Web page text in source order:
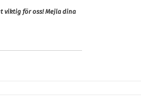
viktig för oss! Mejla dina